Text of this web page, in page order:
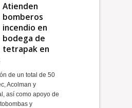
Atienden
bomberos
incendio en
bodega de
tetrapak en
de un total de 50
Acolman y
así como apoyo de
y